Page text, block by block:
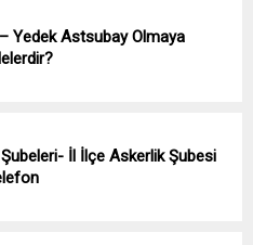
Yedek Astsubay Olmaya
İl İlçe Askerlik Şubesi